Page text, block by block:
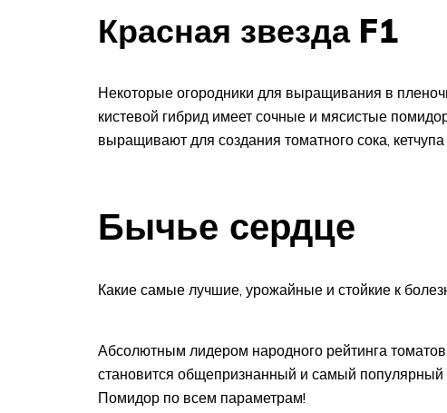
Красная звезда F1
Некоторые огородники для выращивания в
кистевой гибрид имеет сочные и мясистые
выращивают для создания томатного сока,
Бычье сердце
Какие самые лучшие, урожайные и стойкие к
Абсолютным лидером народного рейтинга
становится общепризнанный и самый
Помидор по всем параметрам!